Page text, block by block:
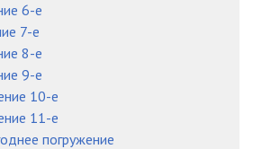
6-е
7-е
8-е
9-е
10-е
11-е
погружение